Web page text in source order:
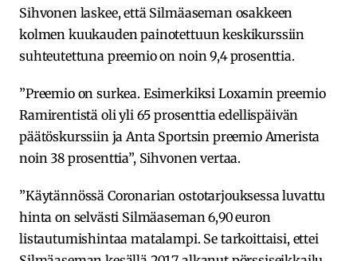
Sihvonen laskee, että Silmäaseman osakkeen
kolmen kuukauden painotettuun keskikurssiin
suhteutettuna preemio on noin 9,4 prosenttia.
”Preemio on surkea. Esimerkiksi Loxamin preemio
Ramirentistä oli yli 65 prosenttia edellispäivän
päätöskurssiin ja Anta Sportsin preemio Amerista
noin 38 prosenttia”, Sihvonen vertaa.
”Käytännössä Coronarian ostotarjouksessa luvattu
hinta on selvästi Silmäaseman 6,90 euron
listautumishintaa matalampi. Se tarkoittaisi, ettei